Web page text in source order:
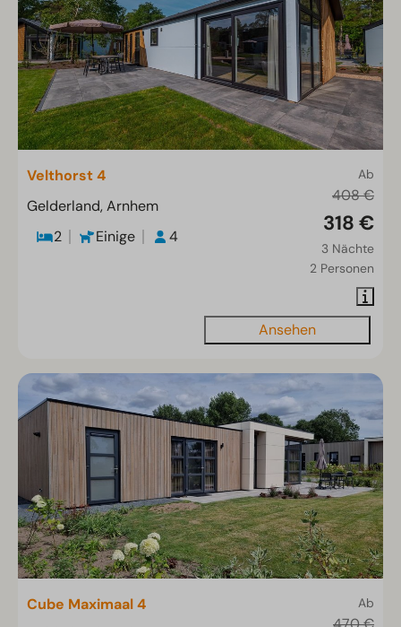
Ab
408 €
318 €
3 Nächte
2 Personen
Velthorst 4
Gelderland, Arnhem
2
Einige 4
Ansehen
Ab
Cube Maximaal 4